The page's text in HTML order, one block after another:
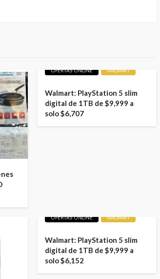
OFERTAS ONLINE
WALMART
Walmart: PlayStation 5 slim
digital de 1TB de $9,999 a
solo $6,707
OFERTAS ONLINE
WALMART
Walmart: PlayStation 5 slim
digital de 1TB de $9,999 a
solo $6,152